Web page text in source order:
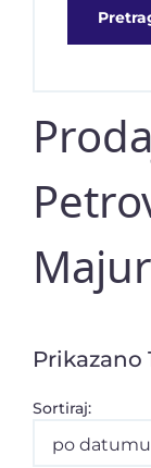
Majur
Prikazano
Sortiraj:
po datumu